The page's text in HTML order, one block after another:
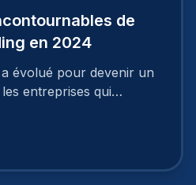
de
en 2024
évolué pour devenir un
entreprises qui